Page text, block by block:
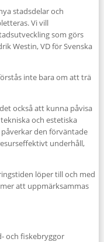
stadsdelar och
Vi vill
som görs
Westin, VD för Svenska
inte bara om att trä
också att kunna påvisa
och estetiska
den förväntade
underhåll,
löper till och med
att uppmärksammas
och fiskebryggor